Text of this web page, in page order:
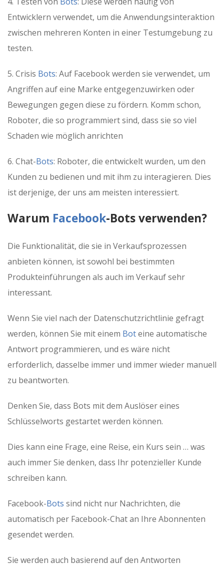
Entwicklern verwendet, um die Anwendungsinteraktion
zwischen mehreren Konten in einer Testumgebung zu
testen.
5. Crisis Bots: Auf Facebook werden sie verwendet, um
Angriffen auf eine Marke entgegenzuwirken oder
Bewegungen gegen diese zu fördern. Komm schon,
Roboter, die so programmiert sind, dass sie so viel
Schaden wie möglich anrichten
6. Chat-Bots: Roboter, die entwickelt wurden, um den
Kunden zu bedienen und mit ihm zu interagieren. Dies
ist derjenige, der uns am meisten interessiert.
Warum Facebook-Bots verwenden?
Die Funktionalität, die sie in Verkaufsprozessen
anbieten können, ist sowohl bei bestimmten
Produkteinführungen als auch im Verkauf sehr
interessant.
Wenn Sie viel nach der Datenschutzrichtlinie gefragt
werden, können Sie mit einem Boteine automatische
Antwort programmieren, und es wäre nicht
erforderlich, dasselbe immer und immer wieder manuell
zu beantworten.
Denken Sie, dass Bots mit dem Auslöser eines
Schlüsselworts gestartet werden können.
Dies kann eine Frage, eine Reise, ein Kurs sein … was
auch immer Sie denken, dass Ihr potenzieller Kunde
schreiben kann.
Facebook-Bots sind nicht nur Nachrichten, die
automatisch per Facebook-Chat an Ihre Abonnenten
gesendet werden.
Sie werden auch basierend auf den Antworten